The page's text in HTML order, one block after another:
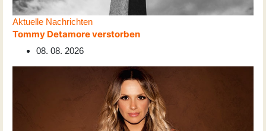
Aktuelle Nachrichten
Tommy Detamore verstorben
08. 08. 2026